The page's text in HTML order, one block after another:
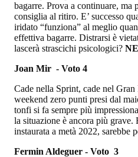
bagarre. Prova a continuare, ma
consiglia al ritiro. E’ successo
iridato “funziona” al meglio
effettiva bagarre. Distrarsi è
lascerà strascichi psicologici?
Joan Mir - Voto 4
Cade nella Sprint, cade nel Gran
weekend zero punti presi dal
tonfi si fa sempre più
la situazione è ancora più grave.
instaurata a metà 2022, sarebbe
Fermin Aldeguer - Voto 3